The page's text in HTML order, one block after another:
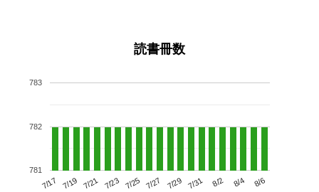
読書冊数
7/17 7/19 7/21 7/23 7/25 7/27 7/29 7/31 8/2 8/4 8/6
781
782
783